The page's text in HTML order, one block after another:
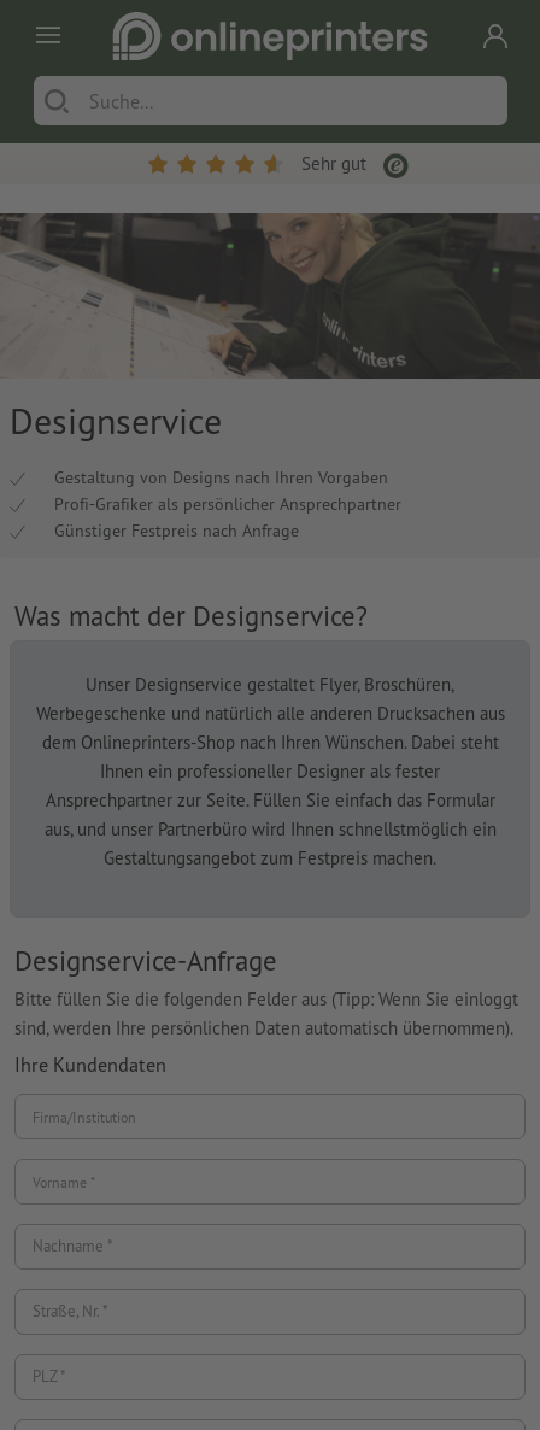
Sehr gut
Designservice
Gestaltung von Designs nach Ihren Vorgaben
Profi-Grafiker als persönlicher Ansprechpartner
Günstiger Festpreis nach Anfrage
Was macht der Designservice?
Unser Designservice gestaltet Flyer, Broschüren,
Werbegeschenke und natürlich alle anderen Drucksachen aus
dem Onlineprinters-Shop nach Ihren Wünschen. Dabei steht
Ihnen ein professioneller Designer als fester
Ansprechpartner zur Seite. Füllen Sie einfach das Formular
aus, und unser Partnerbüro wird Ihnen schnellstmöglich ein
Gestaltungsangebot zum Festpreis machen.
Designservice-Anfrage
Bitte füllen Sie die folgenden Felder aus (Tipp: Wenn Sie einloggt
sind, werden Ihre persönlichen Daten automatisch übernommen).
Ihre Kundendaten
Firma/Institution
Vorname *
Nachname *
Straße, Nr. *
PLZ *